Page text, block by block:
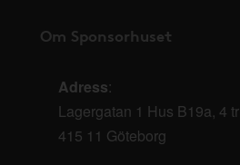
Om Sponsorhuset
Adress:
Lagergatan 1 Hus B19a, 4 tr
415 11 Göteborg